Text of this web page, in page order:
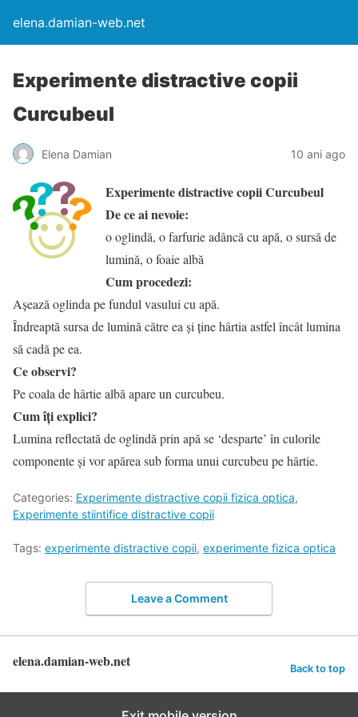
elena.damian-web.net
Experimente distractive copii
Curcubeul
Elena Damian 10 ani ago
Experimente distractive copii Curcubeul
De ce ai nevoie:
o oglindă, o farfurie adâncă cu apă, o sursă de
lumină, o foaie albă
Cum procedezi:
Așează oglinda pe fundul vasului cu apă.
Îndreaptă sursa de lumină către ea și ține hârtia astfel încât lumina
să cadă pe ea.
Ce observi?
Pe coala de hârtie albă apare un curcubeu.
Cum îți explici?
Lumina reflectată de oglindă prin apă se ‘desparte’ în culorile
componente și vor apărea sub forma unui curcubeu pe hârtie.
Categories: Experimente distractive copii fizica optica,
Experimente stiintifice distractive copii
Tags: experimente distractive copii, experimente fizica optica
Leave a Comment
elena.damian-web.net Back to top